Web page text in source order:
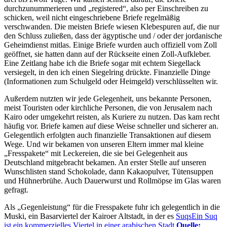
durchzunummerieren und
registered , also per Einschreiben zu
schicken, weil nicht eingeschriebene Briefe regelmäßig
verschwanden. Die meisten Briefe wiesen Klebespuren auf, die nur
den Schluss zuließen, dass der ägyptische und / oder der jordanische
Geheimdienst mitlas. Einige Briefe wurden auch offiziell vom Zoll
geöffnet, sie hatten dann auf der Rückseite einen Zoll-Aufkleber.
Eine Zeitlang habe ich die Briefe sogar mit echtem Siegellack
versiegelt, in den ich einen Siegelring drückte. Finanzielle Dinge
(Informationen zum Schulgeld oder Heimgeld) verschlüsselten wir.
Außerdem nutzten wir jede Gelegenheit, uns bekannte Personen,
meist Touristen oder kirchliche Personen, die von Jerusalem nach
Kairo oder umgekehrt reisten, als Kuriere zu nutzen. Das kam recht
häufig vor. Briefe kamen auf diese Weise schneller und sicherer an.
Gelegentlich erfolgten auch finanzielle Transaktionen auf diesem
Wege. Und wir bekamen von unseren Eltern immer mal kleine
Fresspakete
mit Leckereien, die sie bei Gelegenheit aus
Deutschland mitgebracht bekamen. An erster Stelle auf unseren
Wunschlisten stand Schokolade, dann Kakaopulver, Tütensuppen
und Hühnerbrühe. Auch Dauerwurst und Rollmöpse im Glas waren
gefragt.
Als
Gegenleistung
für die Fresspakete fuhr ich gelegentlich in die
Muski, ein Basarviertel der Kairoer Altstadt, in der es SuqsEin Suq
ist ein kommerzielles Viertel in einer arabischen Stadt. Quelle: